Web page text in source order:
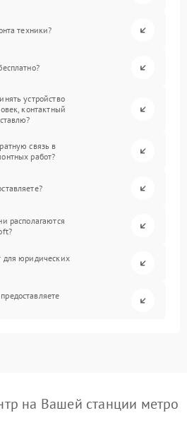
техники?
устройство
контактный
связь в
работ?
располагаются
для юридических
на Вашей станции метро